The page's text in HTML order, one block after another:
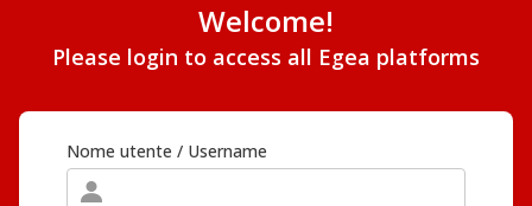
Welcome!
Please login to access all Egea platforms
Nome utente / Username